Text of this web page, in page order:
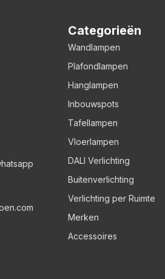
Categorieën
Wandlampen
Plafondlampen
Hanglampen
Inbouwspots
Tafellampen
Vloerlampen
DALI Verlichting
Buitenverlichting
Verlichting per Ruimte
Merken
Accessoires